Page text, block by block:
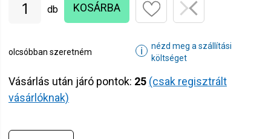
db KOSÁRBA
olcsóbban szeretném ℹ
nézd meg a szállítási
költséget
Vásárlás után járó pontok: 25 (csak regisztrált
vásárlóknak)